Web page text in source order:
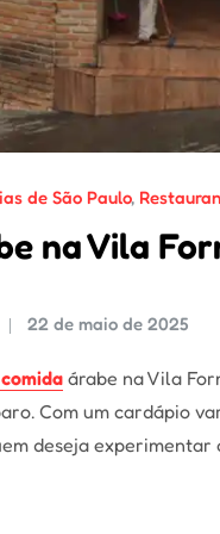
de São Paulo,
na Vila
22 de maio de 2025
árabe na Vila
Com um cardápio
deseja